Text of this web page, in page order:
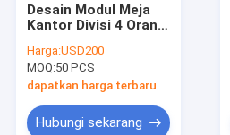
Desain Modul Meja
Kantor Divisi 4 Orang
Workstation Kantor
Warna Putih
Harga:USD200
MOQ:50 PCS
dapatkan harga terbaru
Hubungi sekarang